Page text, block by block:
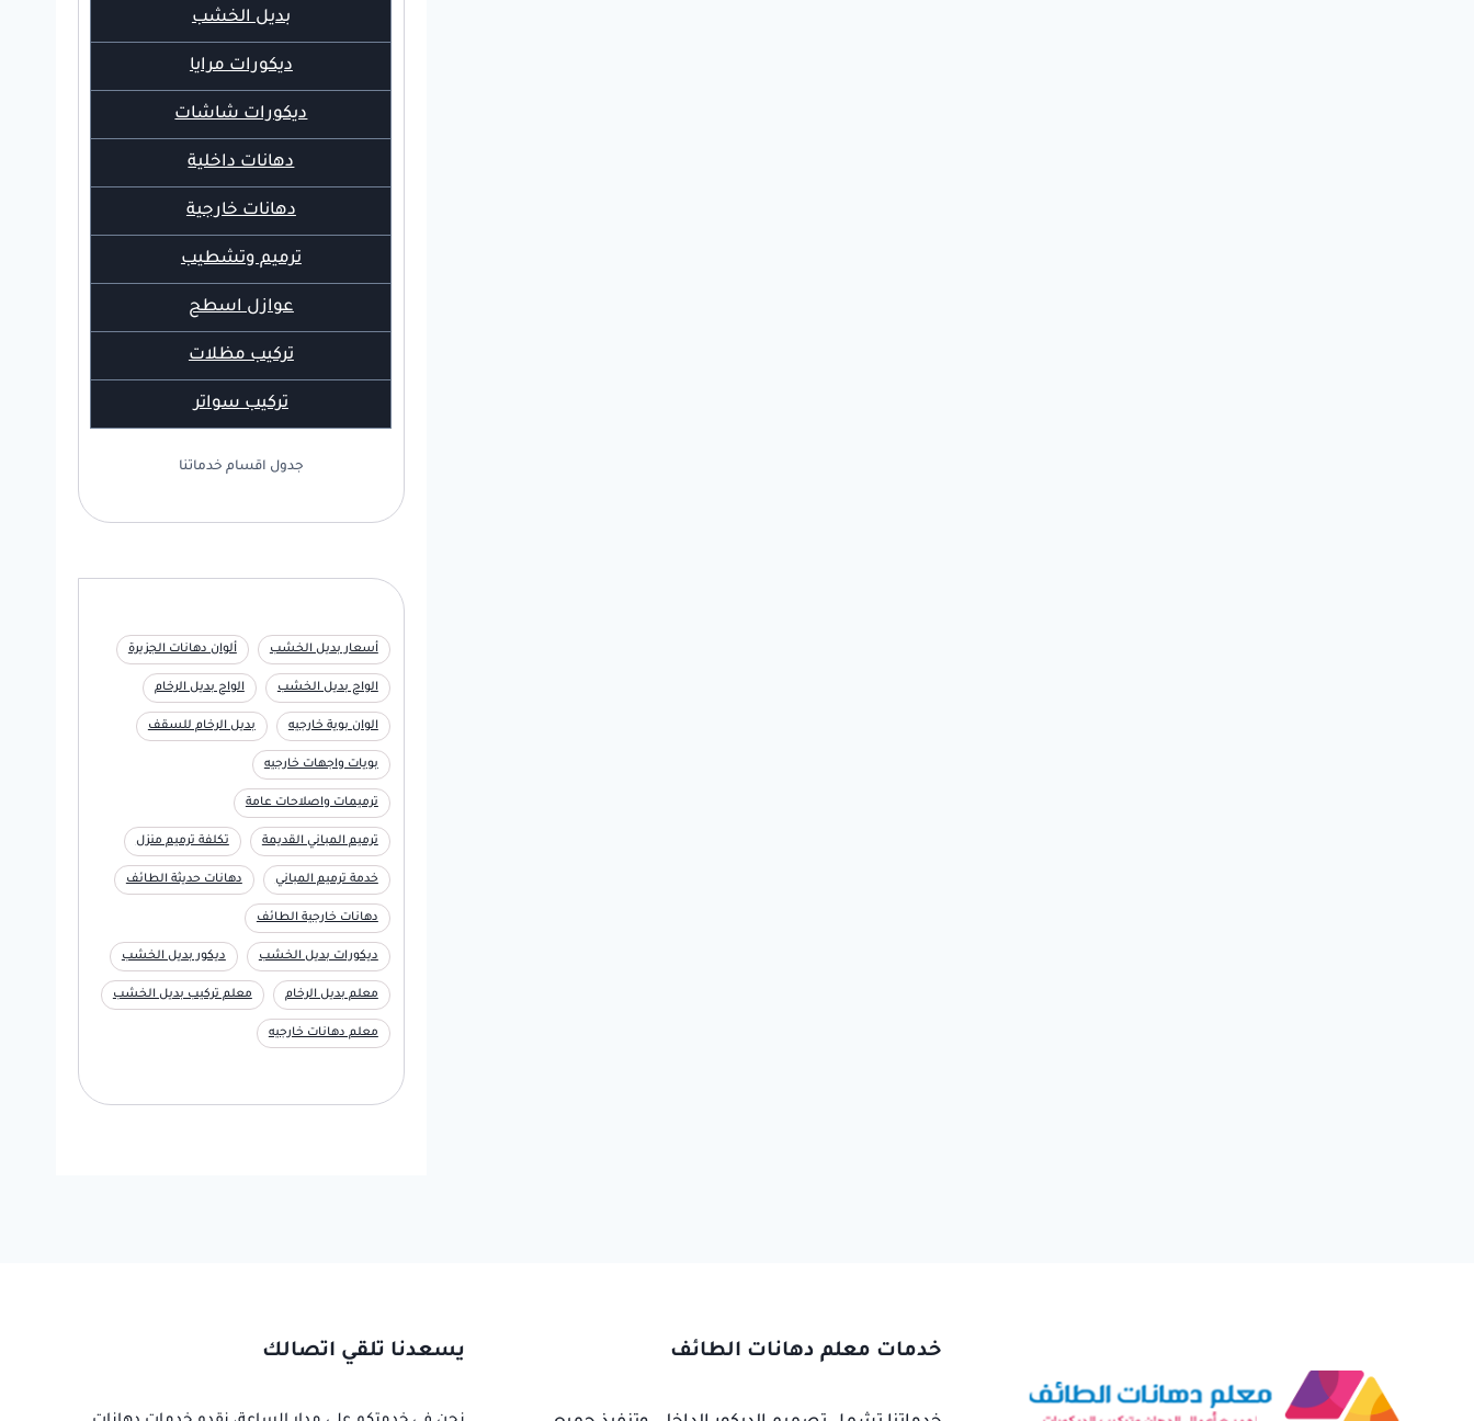
بديل الخشب
ديكورات مرايا
ديكورات شاشات
دهانات داخلية
دهانات خارجية
ترميم وتشطيب
عوازل اسطح
تركيب مظلات
تركيب سواتر
جدول اقسام خدماتنا
أسعار بديل الخشب ألوان دهانات الجزيرة
الواح بديل الخشب الواح بديل الرخام
الوان بوية خارجيه بديل الرخام للسقف
بويات واجهات خارجيه
ترميمات واصلاحات عامة
ترميم المباني القديمة تكلفة ترميم منزل
خدمة ترميم المباني دهانات حديثة الطائف
دهانات خارجية الطائف
ديكورات بديل الخشب ديكور بديل الخشب
معلم بديل الرخام معلم تركيب بديل الخشب
معلم دهانات خارجيه
خدمات معلم دهانات الطائف يسعدنا تلقي اتصالك